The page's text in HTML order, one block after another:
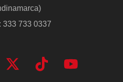
333 733 0337